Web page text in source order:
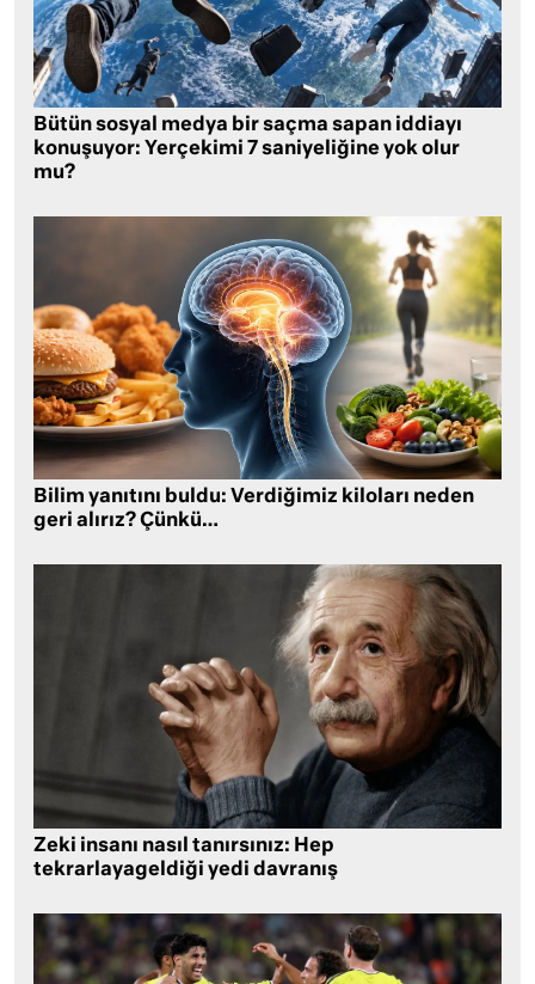
Bütün sosyal medya bir saçma sapan iddiayı
konuşuyor: Yerçekimi 7 saniyeliğine yok olur
mu?
Bilim yanıtını buldu: Verdiğimiz kiloları neden
geri alırız? Çünkü…
Zeki insanı nasıl tanırsınız: Hep
tekrarlayageldiği yedi davranış